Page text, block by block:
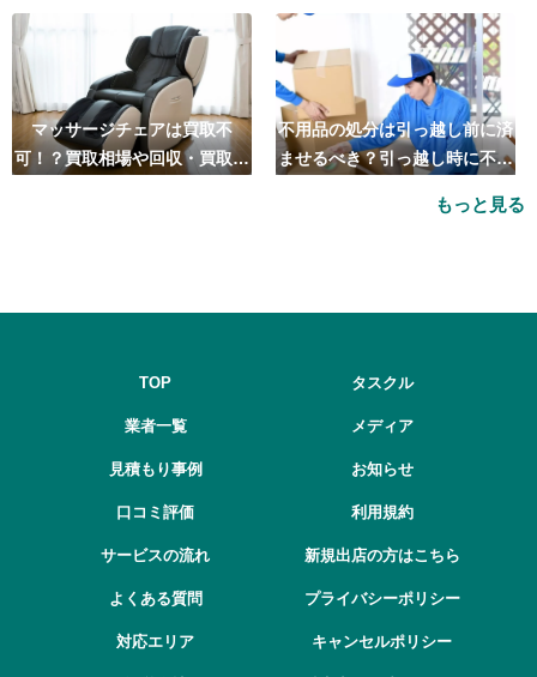
マッサージチェアは買取不
可！？買取相場や回収・買取の
不用品の処分は引っ越し前に済
ませるべき？引っ越し時に不用
もっと見る
TOP
業者一覧
見積もり事例
口コミ評価
サービスの流れ
よくある質問
対応エリア
タスクル
メディア
お知らせ
利用規約
新規出店の方はこちら
プライバシーポリシー
キャンセルポリシー